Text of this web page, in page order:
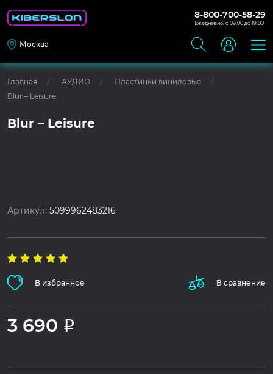
8-800-700-58-29
Ежедневно: с 09:00 до 19:00
Москва
Главная АУДИО
Пластинки виниловые
Blur – Leisure
Blur – Leisure
Артикул:5099962483216
В избранное В сравнение
3 690 Р